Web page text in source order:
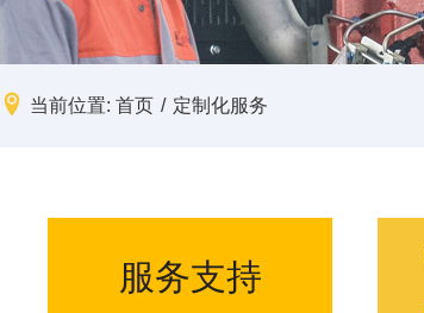
加入XK在线平台
医院
当前位置: 首页 / 定制化服务
服务支持